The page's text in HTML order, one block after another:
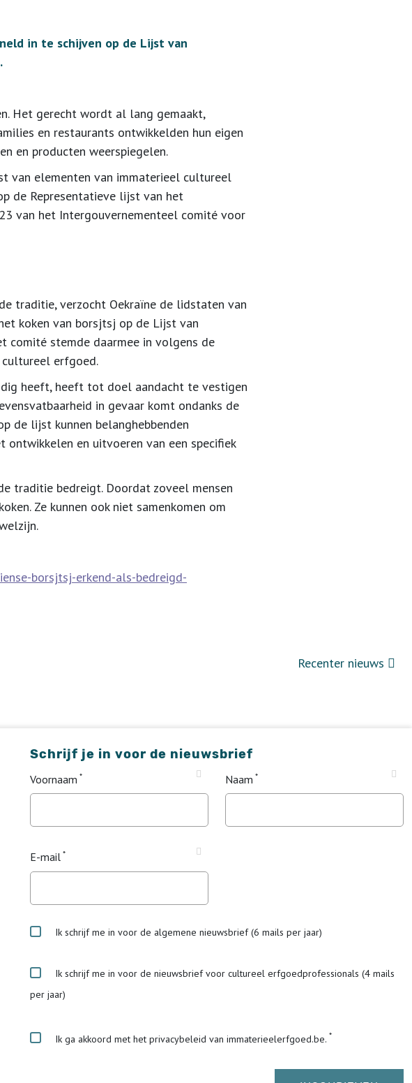
in te schijven op de Lijst van
Het gerecht wordt al lang gemaakt,
en restaurants ontwikkelden hun eigen
en producten weerspiegelen.
van elementen van immaterieel cultureel
de Representatieve lijst van het
van het Intergouvernementeel comité voor
traditie, verzocht Oekraïne de lidstaten van
koken van borsjtsj op de Lijst van
stemde daarmee in volgens de
cultureel erfgoed.
heeft, heeft tot doel aandacht te vestigen
in gevaar komt ondanks de
de lijst kunnen belanghebbenden
en uitvoeren van een specifiek
traditie bedreigt. Doordat zoveel mensen
Ze kunnen ook niet samenkomen om
borsjtsj-erkend-als-bedreigd-
Recenter nieuws
Schrijf je in voor de nieuwsbrief
Voornaam Naam
E-mail
Ik schrijf me in voor de algemene nieuwsbrief (6 mails per jaar)
Ik schrijf me in voor de nieuwsbrief voor cultureel erfgoedprofessionals (4 mails
per jaar)
Ik ga akkoord met het privacybeleid van immaterieelerfgoed.be.